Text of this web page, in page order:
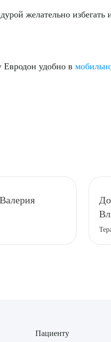
желательно
удобно в
Пациенту